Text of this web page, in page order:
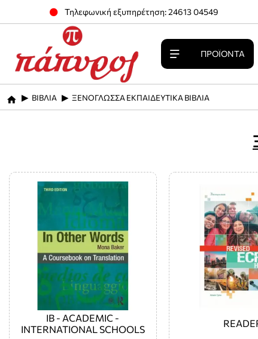
Τηλεφωνική εξυπηρέτηση: 24613 04549
ΠΡΟΪΌΝΤΑ
home
ΒΙΒΛΙΑ ΞΕΝΟΓΛΩΣΣΑ ΕΚΠΑΙΔΕΥΤΙΚΑ ΒΙΒΛΙΑ
IB - ACADEMIC -
INTERNATIONAL SCHOOLS